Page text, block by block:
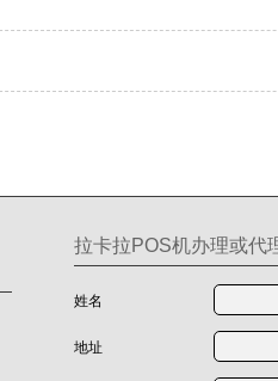
拉卡拉POS机办理或代
姓名
地址